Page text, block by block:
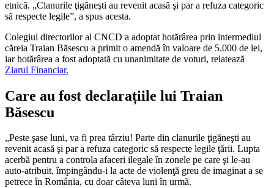
etnică. „Clanurile ţigăneşti au revenit acasă şi par a refuza categoric
să respecte legile”, a spus acesta.
Colegiul directorilor al CNCD a adoptat hotărârea prin intermediul
căreia Traian Băsescu a primit o amendă în valoare de 5.000 de lei,
iar hotărârea a fost adoptată cu unanimitate de voturi, relatează
Ziarul Financiar.
Care au fost declarațiile lui Traian
Băsescu
„Peste şase luni, va fi prea târziu! Parte din clanurile ţigăneşti au
revenit acasă şi par a refuza categoric să respecte legile ţării. Lupta
acerbă pentru a controla afaceri ilegale în zonele pe care şi le-au
auto-atribuit, împingându-i la acte de violenţă greu de imaginat a se
petrece în România, cu doar câteva luni în urmă.